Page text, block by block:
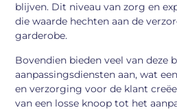
blijven. Dit niveau van zorg en
die waarde hechten aan de
garderobe.
Bovendien bieden veel van deze
aanpassingsdiensten aan, wat
en verzorging voor de klant
van een losse knoop tot het